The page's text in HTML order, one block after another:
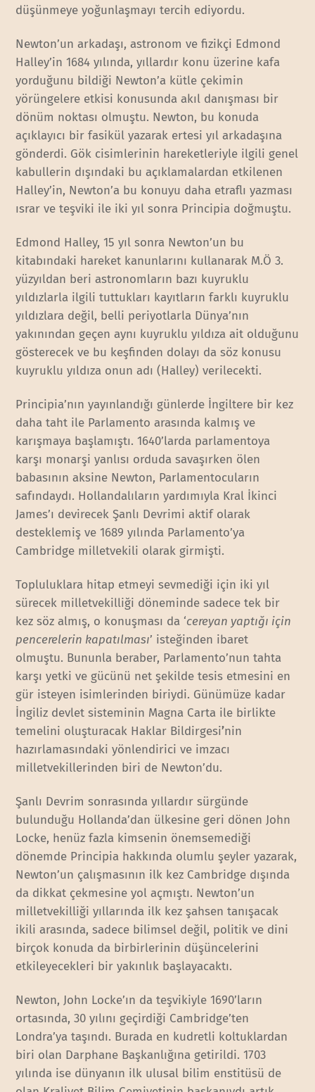
düşünmeye yoğunlaşmayı tercih ediyordu.
Newton’un arkadaşı, astronom ve fizikçi Edmond
Halley’in 1684 yılında, yıllardır konu üzerine kafa
yorduğunu bildiği Newton’a kütle çekimin
yörüngelere etkisi konusunda akıl danışması bir
dönüm noktası olmuştu. Newton, bu konuda
açıklayıcı bir fasikül yazarak ertesi yıl arkadaşına
gönderdi. Gök cisimlerinin hareketleriyle ilgili genel
kabullerin dışındaki bu açıklamalardan etkilenen
Halley’in, Newton’a bu konuyu daha etraflı yazması
ısrar ve teşviki ile iki yıl sonra Principia doğmuştu.
Edmond Halley, 15 yıl sonra Newton’un bu
kitabındaki hareket kanunlarını kullanarak M.Ö 3.
yüzyıldan beri astronomların bazı kuyruklu
yıldızlarla ilgili tuttukları kayıtların farklı kuyruklu
yıldızlara değil, belli periyotlarla Dünya’nın
yakınından geçen aynı kuyruklu yıldıza ait olduğunu
gösterecek ve bu keşfinden dolayı da söz konusu
kuyruklu yıldıza onun adı (Halley) verilecekti.
Principia’nın yayınlandığı günlerde İngiltere bir kez
daha taht ile Parlamento arasında kalmış ve
karışmaya başlamıştı. 1640’larda parlamentoya
karşı monarşi yanlısı orduda savaşırken ölen
babasının aksine Newton, Parlamentocuların
safındaydı. Hollandalıların yardımıyla Kral İkinci
James’ı devirecek Şanlı Devrimi aktif olarak
desteklemiş ve 1689 yılında Parlamento’ya
Cambridge milletvekili olarak girmişti.
Topluluklara hitap etmeyi sevmediği için iki yıl
sürecek milletvekilliği döneminde sadece tek bir
kez söz almış, o konuşması da ‘cereyan yaptığı için
pencerelerin kapatılması’ isteğinden ibaret
olmuştu. Bununla beraber, Parlamento’nun tahta
karşı yetki ve gücünü net şekilde tesis etmesini en
gür isteyen isimlerinden biriydi. Günümüze kadar
İngiliz devlet sisteminin Magna Carta ile birlikte
temelini oluşturacak Haklar Bildirgesi’nin
hazırlamasındaki yönlendirici ve imzacı
milletvekillerinden biri de Newton’du.
Şanlı Devrim sonrasında yıllardır sürgünde
bulunduğu Hollanda’dan ülkesine geri dönen John
Locke, henüz fazla kimsenin önemsemediği
dönemde Principia hakkında olumlu şeyler yazarak,
Newton’un çalışmasının ilk kez Cambridge dışında
da dikkat çekmesine yol açmıştı. Newton’un
milletvekilliği yıllarında ilk kez şahsen tanışacak
ikili arasında, sadece bilimsel değil, politik ve dini
birçok konuda da birbirlerinin düşüncelerini
etkileyecekleri bir yakınlık başlayacaktı.
Newton, John Locke’ın da teşvikiyle 1690’ların
ortasında, 30 yılını geçirdiği Cambridge’ten
Londra’ya taşındı. Burada en kudretli koltuklardan
biri olan Darphane Başkanlığına getirildi. 1703
yılında ise dünyanın ilk ulusal bilim enstitüsü de